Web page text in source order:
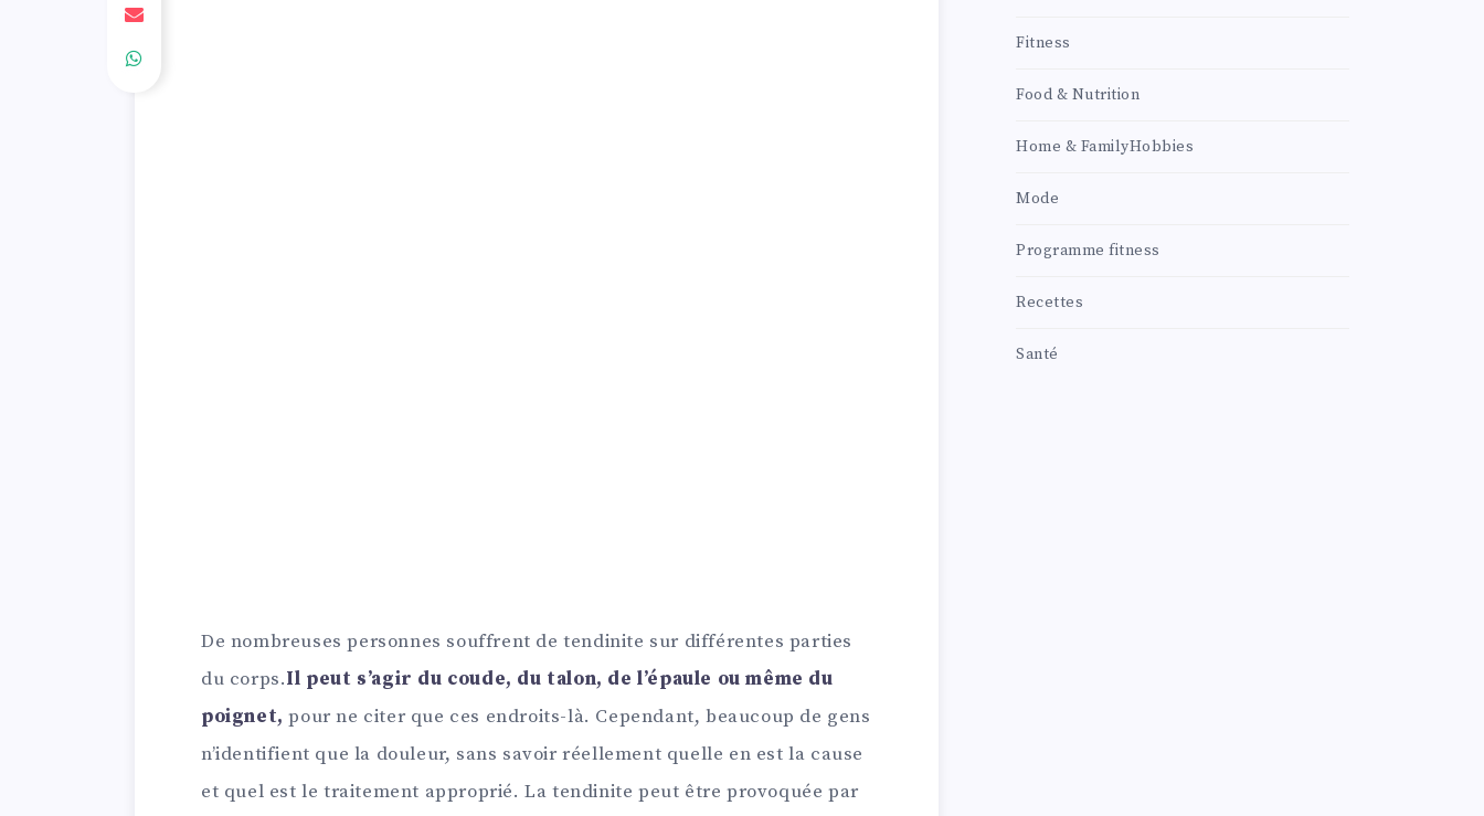
De nombreuses personnes souffrent de tendinite sur différentes parties
du corps.Il peut s’agir du coude, du talon, de l’épaule ou même du
poignet, pour ne citer que ces endroits-là. Cependant, beaucoup de gens
n’identifient que la douleur, sans savoir réellement quelle en est la cause
et quel est le traitement approprié. La tendinite peut être provoquée par
Fitness
Food & Nutrition
Home & FamilyHobbies
Mode
Programme fitness
Recettes
Santé